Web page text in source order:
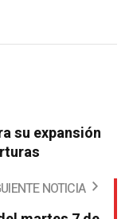
su expansión
NOTICIA